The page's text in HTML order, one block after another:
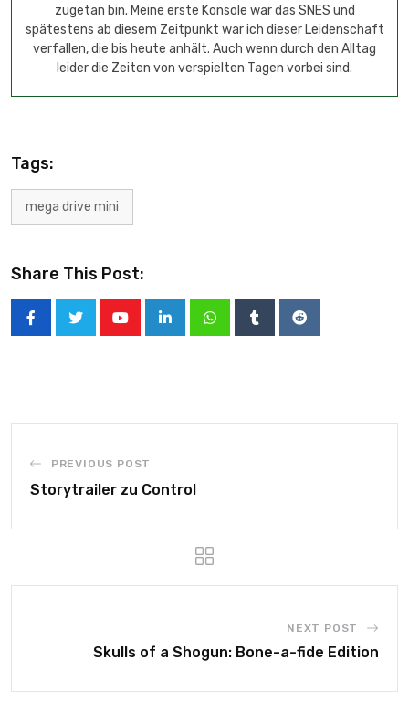
zugetan bin. Meine erste Konsole war das SNES und
spätestens ab diesem Zeitpunkt war ich dieser Leidenschaft
verfallen, die bis heute anhält. Auch wenn durch den Alltag
leider die Zeiten von verspielten Tagen vorbei sind.
Tags:
mega drive mini
Share This Post:
PREVIOUS POST
Storytrailer zu Control
NEXT POST
Skulls of a Shogun: Bone-a-fide Edition